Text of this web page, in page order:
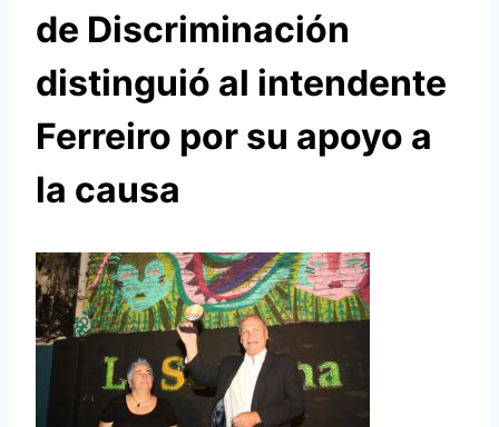
de Discriminación
distinguió al intendente
Ferreiro por su apoyo a
la causa